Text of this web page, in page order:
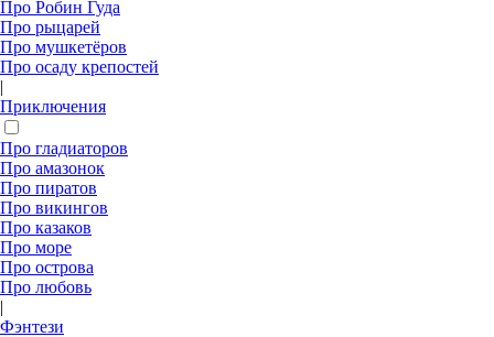
Про Робин Гуда
Про рыцарей
Про мушкетёров
Про осаду крепостей
|
Приключения
Про гладиаторов
Про амазонок
Про пиратов
Про викингов
Про казаков
Про море
Про острова
Про любовь
|
Фэнтези